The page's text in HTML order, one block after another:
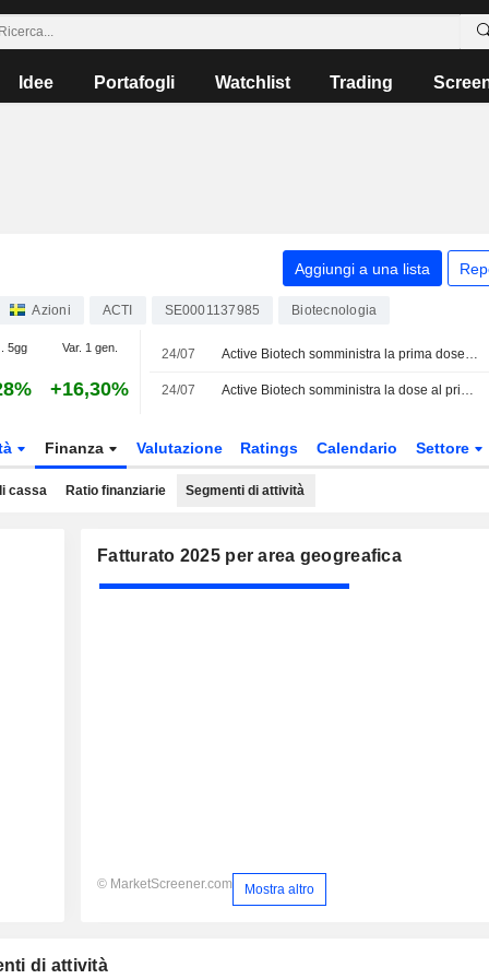
Idee Portafogli Watchlist Trading
Aggiungi a una lista
Azioni ACTI SE0001137985 Biotecnologia
5gg Var. 1 gen.
+16,30%
24/07 Active Biotech somministra la prima dose al primo paziente nello studio clinico Ho172 emendato su tasquinimod per la mielofibrosi
24/07 Active Biotech somministra la dose al primo paziente nello studio modificato su tasquinimod per la mielofibrosi
Finanza Valutazione Ratings Calendario Settore
cassa Ratio finanziarie Segmenti di attività
Fatturato 2025 per area geogreafica
© MarketScreener.com Mostra altro
di attività